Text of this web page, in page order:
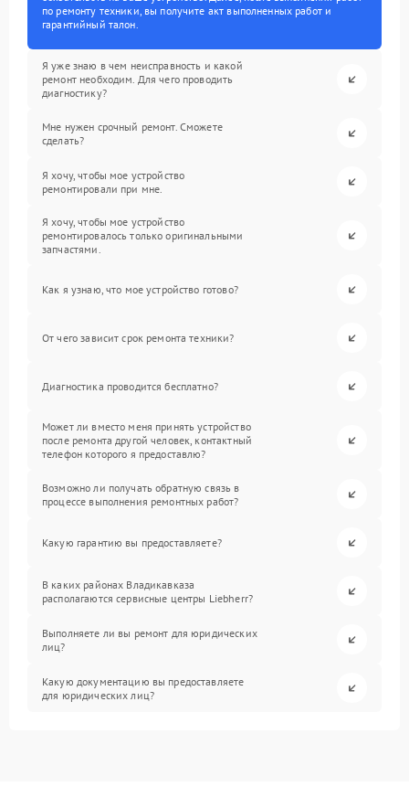
по ремонту техники, вы получите акт выполненных работ и
гарантийный талон.
Я уже знаю в чем неисправность и какой
ремонт необходим. Для чего проводить
диагностику?
Мне нужен срочный ремонт. Сможете
сделать?
Я хочу, чтобы мое устройство
ремонтировали при мне.
Я хочу, чтобы мое устройство
ремонтировалось только оригинальными
запчастями.
Как я узнаю, что мое устройство готово?
От чего зависит срок ремонта техники?
Диагностика проводится бесплатно?
Может ли вместо меня принять устройство
после ремонта другой человек, контактный
телефон которого я предоставлю?
Возможно ли получать обратную связь в
процессе выполнения ремонтных работ?
Какую гарантию вы предоставляете?
В каких районах Владикавказа
располагаются сервисные центры Liebherr?
Выполняете ли вы ремонт для юридических
лиц?
Какую документацию вы предоставляете
для юридических лиц?